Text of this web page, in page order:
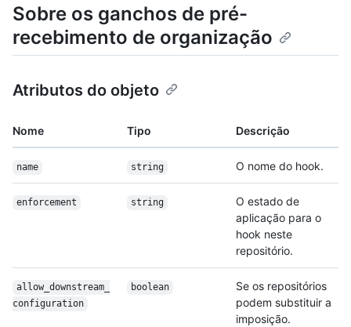
Sobre os ganchos de pré-
recebimento de organização
Atributos do objeto
Nome Tipo Descrição
name string O nome do hook.
enforcement string
O estado de
aplicação para o
hook neste
repositório.
allow_downstream_
configuration
boolean
Se os repositórios
podem substituir a
imposição.